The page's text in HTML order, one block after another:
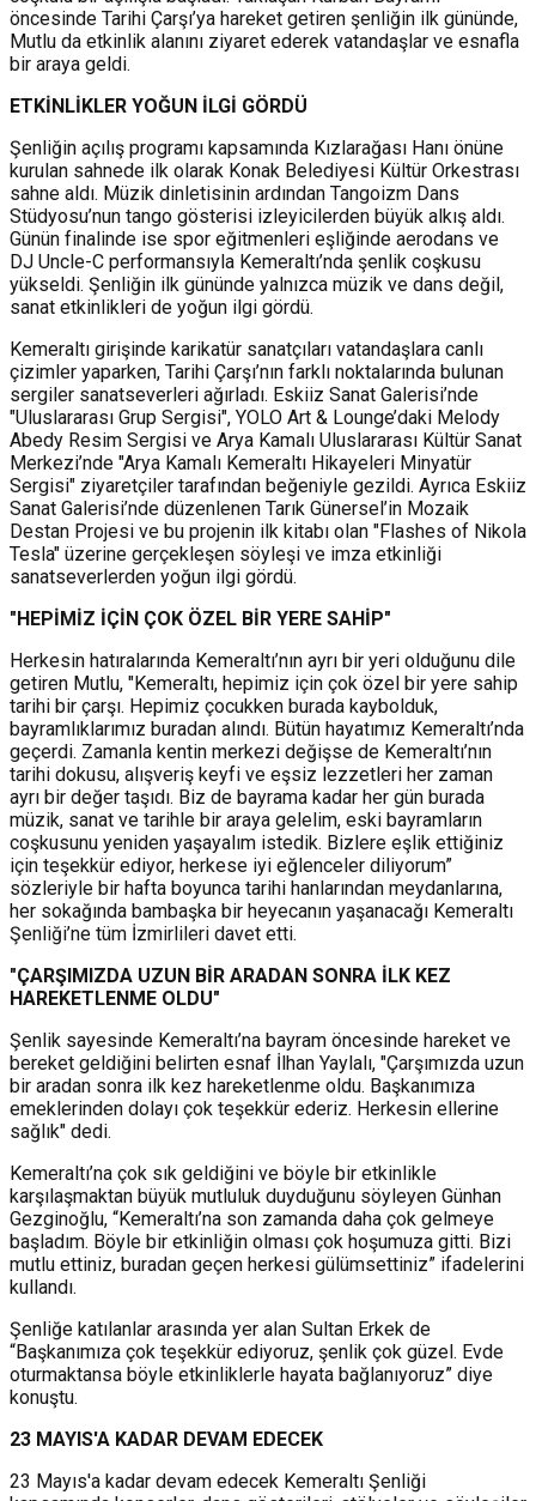
öncesinde Tarihi Çarşı’ya hareket getiren şenliğin ilk gününde,
Mutlu da etkinlik alanını ziyaret ederek vatandaşlar ve esnafla
bir araya geldi.
ETKİNLİKLER YOĞUN İLGİ GÖRDÜ
Şenliğin açılış programı kapsamında Kızlarağası Hanı önüne
kurulan sahnede ilk olarak Konak Belediyesi Kültür Orkestrası
sahne aldı. Müzik dinletisinin ardından Tangoizm Dans
Stüdyosu’nun tango gösterisi izleyicilerden büyük alkış aldı.
Günün finalinde ise spor eğitmenleri eşliğinde aerodans ve
DJ Uncle-C performansıyla Kemeraltı’nda şenlik coşkusu
yükseldi. Şenliğin ilk gününde yalnızca müzik ve dans değil,
sanat etkinlikleri de yoğun ilgi gördü.
Kemeraltı girişinde karikatür sanatçıları vatandaşlara canlı
çizimler yaparken, Tarihi Çarşı’nın farklı noktalarında bulunan
sergiler sanatseverleri ağırladı. Eskiiz Sanat Galerisi’nde
"Uluslararası Grup Sergisi", YOLO Art & Lounge’daki Melody
Abedy Resim Sergisi ve Arya Kamalı Uluslararası Kültür Sanat
Merkezi’nde "Arya Kamalı Kemeraltı Hikayeleri Minyatür
Sergisi" ziyaretçiler tarafından beğeniyle gezildi. Ayrıca Eskiiz
Sanat Galerisi’nde düzenlenen Tarık Günersel’in Mozaik
Destan Projesi ve bu projenin ilk kitabı olan "Flashes of Nikola
Tesla" üzerine gerçekleşen söyleşi ve imza etkinliği
sanatseverlerden yoğun ilgi gördü.
"HEPİMİZ İÇİN ÇOK ÖZEL BİR YERE SAHİP"
Herkesin hatıralarında Kemeraltı’nın ayrı bir yeri olduğunu dile
getiren Mutlu, "Kemeraltı, hepimiz için çok özel bir yere sahip
tarihi bir çarşı. Hepimiz çocukken burada kaybolduk,
bayramlıklarımız buradan alındı. Bütün hayatımız Kemeraltı’nda
geçerdi. Zamanla kentin merkezi değişse de Kemeraltı’nın
tarihi dokusu, alışveriş keyfi ve eşsiz lezzetleri her zaman
ayrı bir değer taşıdı. Biz de bayrama kadar her gün burada
müzik, sanat ve tarihle bir araya gelelim, eski bayramların
coşkusunu yeniden yaşayalım istedik. Bizlere eşlik ettiğiniz
için teşekkür ediyor, herkese iyi eğlenceler diliyorum”
sözleriyle bir hafta boyunca tarihi hanlarından meydanlarına,
her sokağında bambaşka bir heyecanın yaşanacağı Kemeraltı
Şenliği’ne tüm İzmirlileri davet etti.
"ÇARŞIMIZDA UZUN BİR ARADAN SONRA İLK KEZ
HAREKETLENME OLDU"
Şenlik sayesinde Kemeraltı’na bayram öncesinde hareket ve
bereket geldiğini belirten esnaf İlhan Yaylalı, "Çarşımızda uzun
bir aradan sonra ilk kez hareketlenme oldu. Başkanımıza
emeklerinden dolayı çok teşekkür ederiz. Herkesin ellerine
sağlık" dedi.
Kemeraltı’na çok sık geldiğini ve böyle bir etkinlikle
karşılaşmaktan büyük mutluluk duyduğunu söyleyen Günhan
Gezginoğlu, “Kemeraltı’na son zamanda daha çok gelmeye
başladım. Böyle bir etkinliğin olması çok hoşumuza gitti. Bizi
mutlu ettiniz, buradan geçen herkesi gülümsettiniz” ifadelerini
kullandı.
Şenliğe katılanlar arasında yer alan Sultan Erkek de
“Başkanımıza çok teşekkür ediyoruz, şenlik çok güzel. Evde
oturmaktansa böyle etkinliklerle hayata bağlanıyoruz” diye
konuştu.
23 MAYIS'A KADAR DEVAM EDECEK
23 Mayıs'a kadar devam edecek Kemeraltı Şenliği